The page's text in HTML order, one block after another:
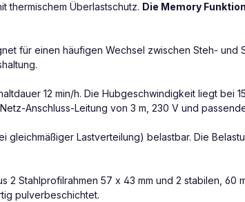
thermischem Überlastschutz. Die Memory
für einen häufigen Wechsel zwischen Steh-
12 min/h. Die Hubgeschwindigkeit liegt
Anschluss-Leitung von 3 m, 230 V und
gleichmäßiger Lastverteilung) belastbar. Die
2 Stahlprofilrahmen 57 x 43 mm und 2 stabilen,
pulverbeschichtet.